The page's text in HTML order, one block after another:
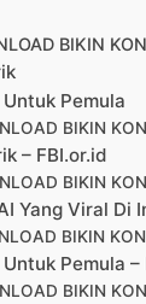
BIKIN
Pemula
BIKIN
– FBI.or.id
BIKIN
Yang Viral Di
BIKIN
Pemula –
BIKIN